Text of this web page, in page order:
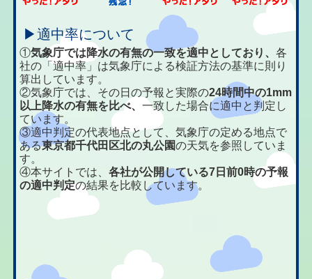
▶適中率について
①気象庁では降水の有無の一致を適中としており、各
社の「適中率」は気象庁による検証方法の基準に則り
算出しています。
②気象庁では、その日の予報と実際の24時間中の1mm
以上降水の有無を比べ、一致した場合に適中と判定し
ています。
③適中判定の代表地点として、気象庁の定める地点で
ある東京都千代田区北の丸公園の天気を参照していま
す。
④本サイトでは、各社が公開している7日前0時の予報
の適中判定の結果を比較しています。